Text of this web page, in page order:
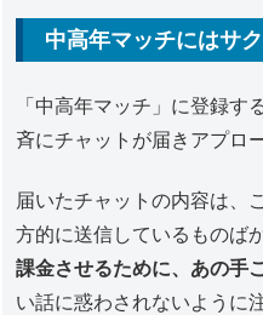
中高年マッチにはサ
「中高年マッチ」に登録す
斉にチャットが届きアプロ
届いたチャットの内容は、
方的に送信しているものば
課金させるために、あの手
い話に惑わされないように